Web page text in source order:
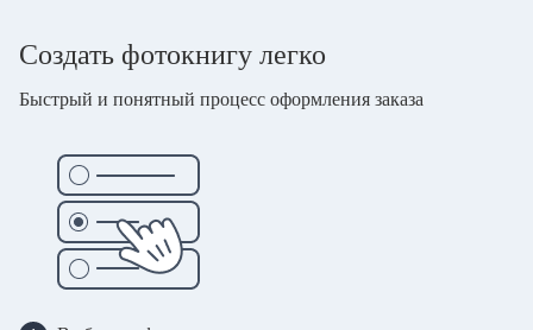
Создать фотокнигу легко
Быстрый и понятный процесс оформления заказа